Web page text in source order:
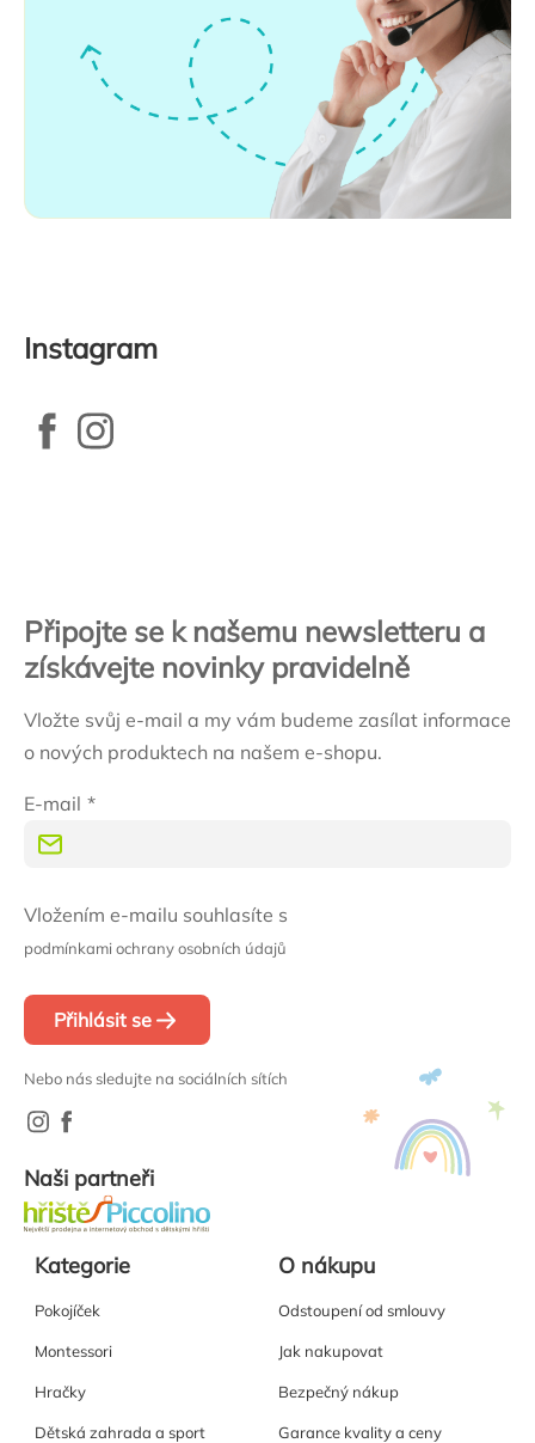
Instagram
Připojte se k našemu newsletteru a
získávejte novinky pravidelně
Vložte svůj e-mail a my vám budeme zasílat informace
o nových produktech na našem e-shopu.
E-mail
Vložením e-mailu souhlasíte s
podmínkami ochrany osobních údajů
Přihlásit se
Nebo nás sledujte na sociálních sítích
Naši partneři
Kategorie
Pokojíček
Montessori
Hračky
Dětská zahrada a sport
O nákupu
Odstoupení od smlouvy
Jak nakupovat
Bezpečný nákup
Garance kvality a ceny